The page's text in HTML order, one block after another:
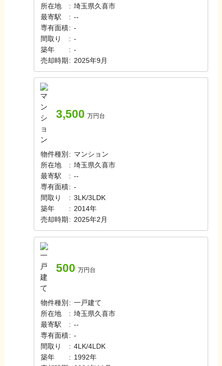
所在地
: 埼玉県久喜市
最寄駅
: --
専有面積: -
間取り
: -
築年
: -
売却時期 : 2025年9月
3,500 万円台
物件種別 : マンション
所在地
: 埼玉県久喜市
最寄駅
: --
専有面積: -
間取り
: 3LK/3LDK
築年
: 2014年
売却時期 : 2025年2月
500 万円台
物件種別 : 一戸建て
所在地
: 埼玉県久喜市
最寄駅
: --
専有面積: -
間取り
: 4LK/4LDK
築年
: 1992年